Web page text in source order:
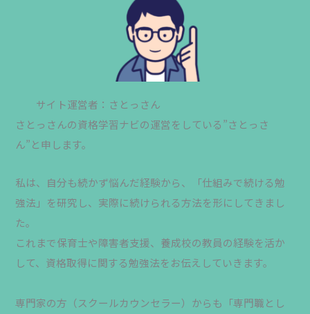
サイト運営者：さとっさん
さとっさんの資格学習ナビの運営をしている”さとっさ
ん”と申します。
私は、自分も続かず悩んだ経験から、「仕組みで続ける勉
強法」を研究し、実際に続けられる方法を形にしてきまし
た。
これまで保育士や障害者支援、養成校の教員の経験を活か
して、資格取得に関する勉強法をお伝えしていきます。
専門家の方（スクールカウンセラー）からも「専門職とし